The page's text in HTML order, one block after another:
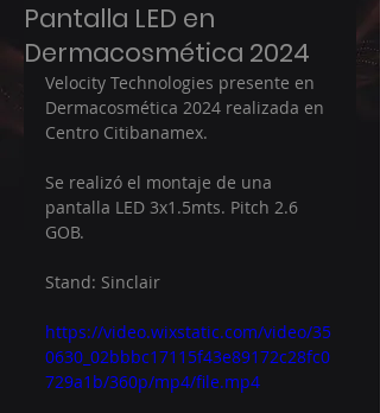
Pantalla LED en
Dermacosmética 2024
Velocity Technologies presente en
Dermacosmética 2024 realizada en
Centro Citibanamex.
Se realizó el montaje de una
pantalla LED 3x1.5mts. Pitch 2.6
GOB.
Stand: Sinclair
https://video.wixstatic.com/video/35
0630_02bbbc17115f43e89172c28fc0
729a1b/360p/mp4/file.mp4